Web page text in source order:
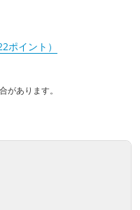
ポイント）
があります。